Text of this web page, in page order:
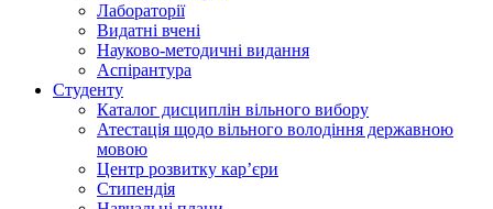
Лабораторії
Видатні вчені
Науково-методичні видання
Аспірантура
Студенту
Каталог дисциплін вільного вибору
Атестація щодо вільного володіння державною
мовою
Центр розвитку кар’єри
Стипендія